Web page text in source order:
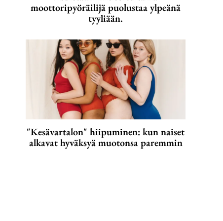
moottoripyöräilijä puolustaa ylpeänä
tyyliään.
"Kesävartalon" hiipuminen: kun naiset
alkavat hyväksyä muotonsa paremmin